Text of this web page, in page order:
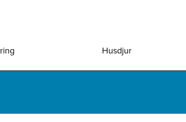
Husdjur